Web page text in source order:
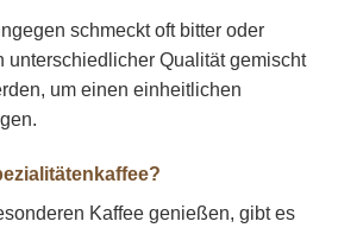
schmeckt oft bitter oder
unterschiedlicher Qualität gemischt
um einen einheitlichen
Kaffee genießen, gibt es